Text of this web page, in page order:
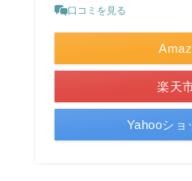
口コミを見る
楽天
Yahooショ